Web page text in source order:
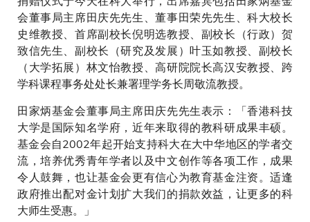
会董事局主席田庆先先生、董事田荣先先生、科大校长
史维教授、首席副校长倪明选教授、副校长（行政）贺
致信先生、副校长（研究及发展）叶玉如教授、副校长
（大学拓展）林文怡教授、高研院院长高汉安教授、跨
学科课程事务处处长兼署理学务长周敬流教授。
田家炳基金会董事局主席田庆先先生表示：「香港科技
大学是国际知名学府，近年来取得的教科研成果丰硕。
基金会自2002年起开始支持科大在大中华地区的学者交
流，培养优秀青年学者以及中文创作等各项工作，成果
令人鼓舞，也让基金会更有信心为教育基金注资。适逢
政府推出配对金计划扩大我们的捐款效益，让更多的科
大师生受惠。」